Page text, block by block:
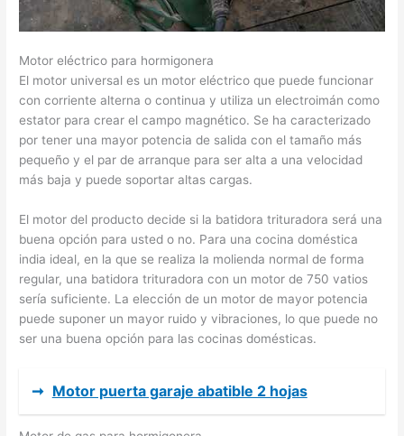
Motor eléctrico para hormigonera
El motor universal es un motor eléctrico que puede funcionar
con corriente alterna o continua y utiliza un electroimán como
estator para crear el campo magnético. Se ha caracterizado
por tener una mayor potencia de salida con el tamaño más
pequeño y el par de arranque para ser alta a una velocidad
más baja y puede soportar altas cargas.
El motor del producto decide si la batidora trituradora será una
buena opción para usted o no. Para una cocina doméstica
india ideal, en la que se realiza la molienda normal de forma
regular, una batidora trituradora con un motor de 750 vatios
sería suficiente. La elección de un motor de mayor potencia
puede suponer un mayor ruido y vibraciones, lo que puede no
ser una buena opción para las cocinas domésticas.
➞ Motor puerta garaje abatible 2 hojas